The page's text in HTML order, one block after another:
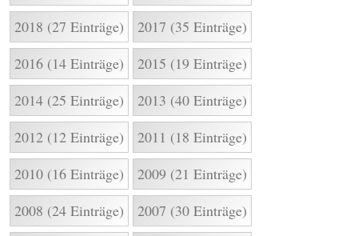
2018 (27 Einträge)
2017 (35 Einträge)
2016 (14 Einträge)
2015 (19 Einträge)
2014 (25 Einträge)
2013 (40 Einträge)
2012 (12 Einträge)
2011 (18 Einträge)
2010 (16 Einträge)
2009 (21 Einträge)
2008 (24 Einträge)
2007 (30 Einträge)